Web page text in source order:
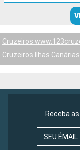
Cruzeiros
Cruzeiros Ilhas Canárias
Receba
SEU ÉMAIL